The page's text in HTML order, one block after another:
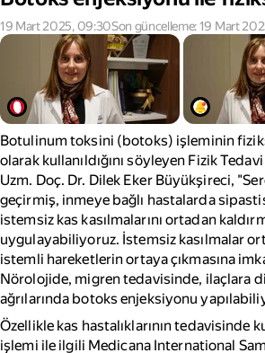
19 Mart 2025, 09:30Son güncelleme: 19 Mart
Botulinum toksini (botoks) işleminin
olarak kullanıldığını söyleyen Fizik
Uzm. Doç. Dr. Dilek Eker Büyükşireci,
geçirmiş, inmeye bağlı hastalarda
istemsiz kas kasılmalarını ortadan
uygulayabiliyoruz. İstemsiz kasılmalar
istemli hareketlerin ortaya çıkmasına
Nörolojide, migren tedavisinde, ilaçlara
ağrılarında botoks enjeksiyonu
Özellikle kas hastalıklarının tedavisinde
işlemi ile ilgili Medicana International